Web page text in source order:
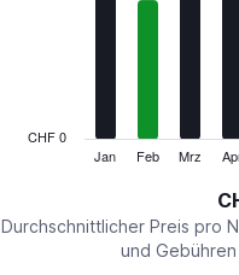
values.
Jan Feb Mrz
CHF 0
Durchschnittlicher Preis pro
und